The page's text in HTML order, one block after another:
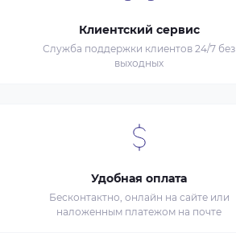
Клиентский сервис
Служба поддержки клиентов 24/7 без
выходных
Удобная оплата
Бесконтактно, онлайн на сайте или
наложенным платежом на почте